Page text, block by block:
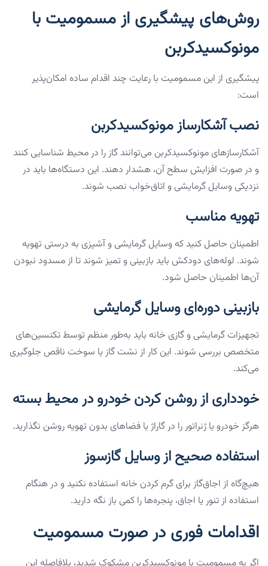
روش‌های پیشگیری از مسمومیت با
مونوکسیدکربن
پیشگیری از این مسمومیت با رعایت چند اقدام ساده امکان‌پذیر
است:
نصب آشکارساز مونوکسیدکربن
آشکارسازهای مونوکسیدکربن می‌توانند گاز را در محیط شناسایی کنند
و در صورت افزایش سطح آن، هشدار دهند. این دستگاه‌ها باید در
نزدیکی وسایل گرمایشی و اتاق‌خواب نصب شوند.
تهویه مناسب
اطمینان حاصل کنید که وسایل گرمایشی و آشپزی به درستی تهویه
شوند. لوله‌های دودکش باید بازبینی و تمیز شوند تا از مسدود نبودن
آن‌ها اطمینان حاصل شود.
بازبینی دوره‌ای وسایل گرمایشی
تجهیزات گرمایشی و گازی خانه باید به‌طور منظم توسط تکنسین‌های
متخصص بررسی شوند. این کار از نشت گاز یا سوخت ناقص جلوگیری
می‌کند.
خودداری از روشن کردن خودرو در محیط بسته
هرگز خودرو یا ژنراتور را در گاراژ یا فضاهای بدون تهویه روشن نگذارید.
استفاده صحیح از وسایل گازسوز
هیچ‌گاه از اجاق‌گاز برای گرم کردن خانه استفاده نکنید و در هنگام
استفاده از تنور یا اجاق، پنجره‌ها را کمی باز نگه دارید.
اقدامات فوری در صورت مسمومیت